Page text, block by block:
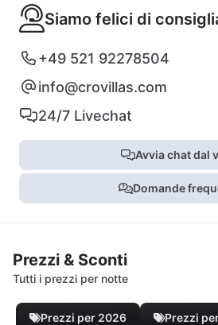
Siamo felici di
+49 521 92278504
info@crovillas.com
24/7 Livechat
Avvia chat dal
Domande
Prezzi & Sconti
Tutti i prezzi per notte
Prezzi per 2026 Prezzi